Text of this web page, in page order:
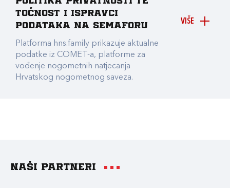
VIŠE
točnost i ispravci
podataka na Semaforu
Platforma hns.family prikazuje aktualne
podatke iz COMET-a, platforme za
vođenje nogometnih natjecanja
Hrvatskog nogometnog saveza.
Naši partneri